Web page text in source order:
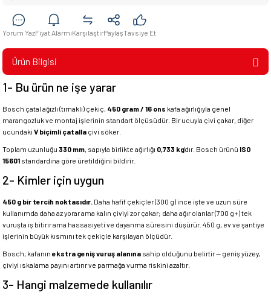
Yorum YazFiyat AlarmıKarşılaştırPaylaşTavsiye Et
Ürün Bilgisi
1- Bu ürün ne işe yarar
Bosch çatal ağızlı (tırnaklı) çekiç, 450 gram / 16 ons kafa ağırlığıyla genel
marangozluk ve montaj işlerinin standart ölçüsüdür. Bir ucuyla çivi çakar, diğer
ucundaki V biçimli çatalla çivi söker.
Toplam uzunluğu 330 mm, sapıyla birlikte ağırlığı 0,733 kg'dır. Bosch ürünü ISO
15601 standardına göre üretildiğini bildirir.
2- Kimler için uygun
450 g bir tercih noktasıdır. Daha hafif çekiçler (300 g) ince işte ve uzun süre
kullanımda daha az yorar ama kalın çiviyi zor çakar; daha ağır olanlar (700 g+) tek
vuruşta iş bitirir ama hassasiyeti ve dayanma süresini düşürür. 450 g, ev ve şantiye
işlerinin büyük kısmını tek çekiçle karşılayan ölçüdür.
Bosch, kafanın ekstra geniş vuruş alanına sahip olduğunu belirtir — geniş yüzey,
çiviyi ıskalama payını artırır ve parmağa vurma riskini azaltır.
3- Hangi malzemede kullanılır